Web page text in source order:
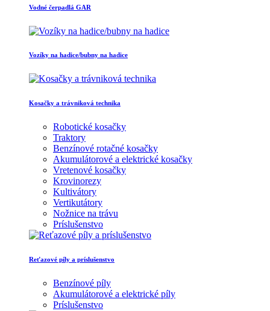
Vodné čerpadlá GAR
Vozíky na hadice/bubny na hadice
Kosačky a trávniková technika
Robotické kosačky
Traktory
Benzínové rotačné kosačky
Akumulátorové a elektrické kosačky
Vretenové kosačky
Krovinorezy
Kultivátory
Vertikutátory
Nožnice na trávu
Príslušenstvo
Reťazové píly a príslušenstvo
Benzínové píly
Akumulátorové a elektrické píly
Príslušenstvo